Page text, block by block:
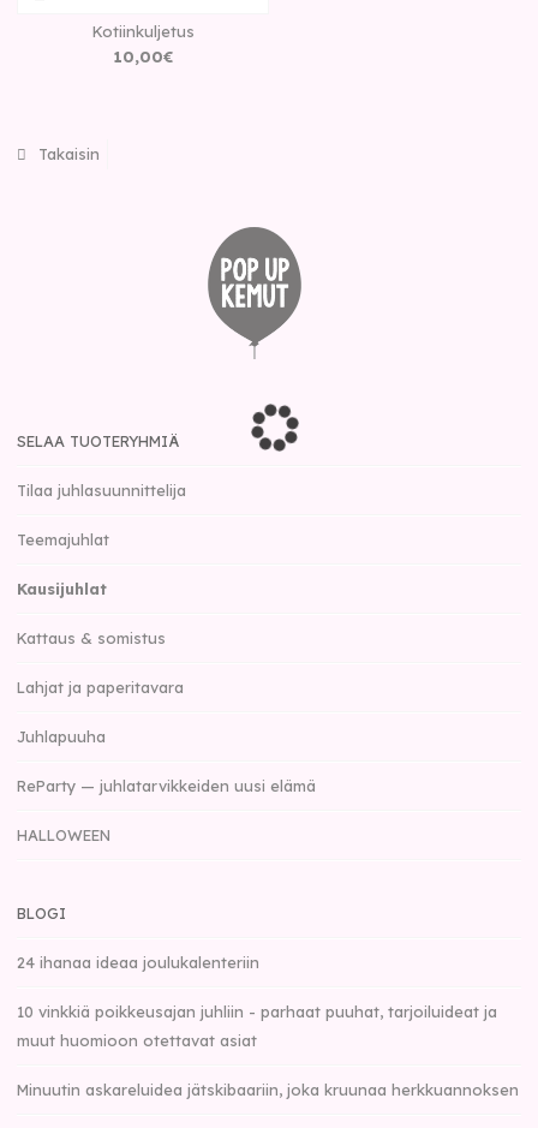
Kotiinkuljetus
10,00€
Takaisin
SELAA TUOTERYHMIÄ
Tilaa juhlasuunnittelija
Teemajuhlat
Kausijuhlat
Kattaus & somistus
Lahjat ja paperitavara
Juhlapuuha
ReParty — juhlatarvikkeiden uusi elämä
HALLOWEEN
BLOGI
24 ihanaa ideaa joulukalenteriin
10 vinkkiä poikkeusajan juhliin - parhaat puuhat, tarjoiluideat ja
muut huomioon otettavat asiat
Minuutin askareluidea jätskibaariin, joka kruunaa herkkuannoksen